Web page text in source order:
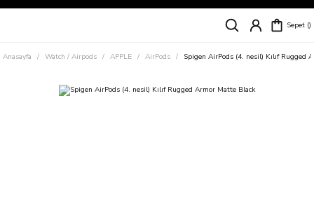
Siparişleriniz
Süper İndirimli Fiyatlar
Sepet
Anasayfa Watch / Airpods APPLE AirPods Spigen AirPods (4. nesil) Kılıf Rugged